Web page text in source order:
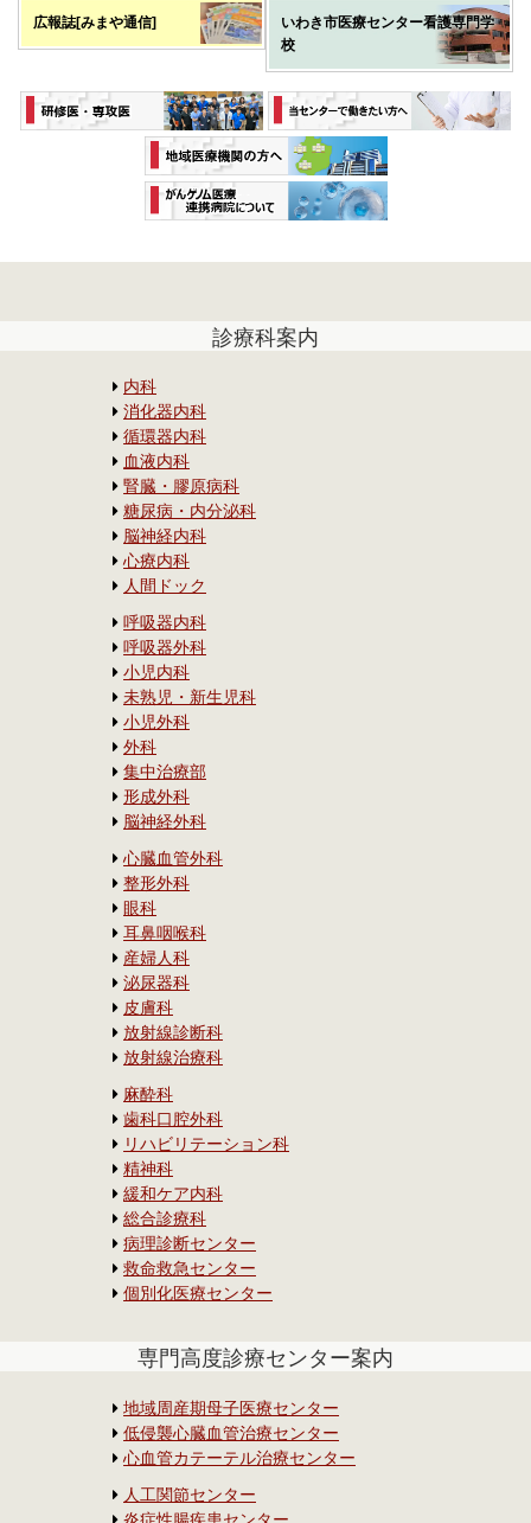
広報誌[みまや通信]
いわき市医療センター看護専門学
校
診療科案内
内科
消化器内科
循環器内科
血液内科
腎臓・膠原病科
糖尿病・内分泌科
脳神経内科
心療内科
人間ドック
呼吸器内科
呼吸器外科
小児内科
未熟児・新生児科
小児外科
外科
集中治療部
形成外科
脳神経外科
心臓血管外科
整形外科
眼科
耳鼻咽喉科
産婦人科
泌尿器科
皮膚科
放射線診断科
放射線治療科
麻酔科
歯科口腔外科
リハビリテーション科
精神科
緩和ケア内科
総合診療科
病理診断センター
救命救急センター
個別化医療センター
専門高度診療センター案内
地域周産期母子医療センター
低侵襲心臓血管治療センター
心血管カテーテル治療センター
人工関節センター